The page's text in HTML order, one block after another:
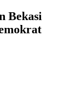
Bekasi